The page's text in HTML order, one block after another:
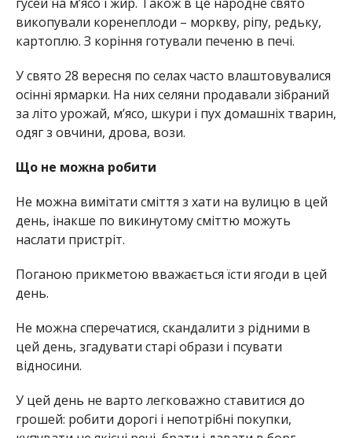
викопували коренеплоди – моркву, ріпу, редьку,
картоплю. З коріння готували печеню в печі.
У свято 28 вересня по селах часто влаштовувалися
осінні ярмарки. На них селяни продавали зібраний
за літо урожай, м’ясо, шкури і пух домашніх тварин,
одяг з овчини, дрова, вози.
Що не можна робити
Не можна вимітати сміття з хати на вулицю в цей
день, інакше по викинутому сміттю можуть
наслати пристріт.
Поганою прикметою вважається їсти ягоди в цей
день.
Не можна сперечатися, скандалити з рідними в
цей день, згадувати старі образи і псувати
відносини.
У цей день не варто легковажно ставитися до
грошей: робити дорогі і непотрібні покупки,